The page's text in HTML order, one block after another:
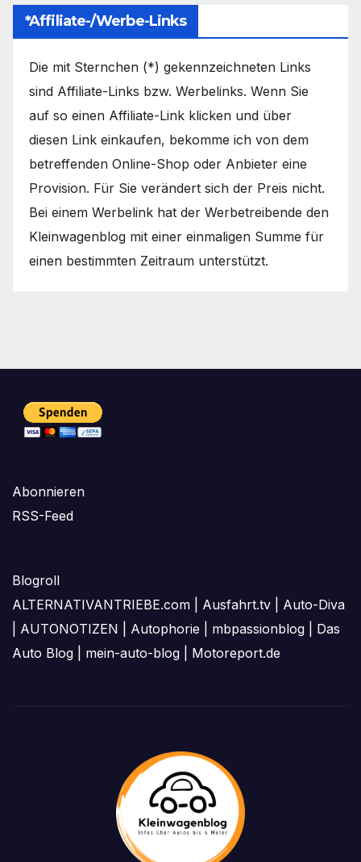
*Affiliate-/Werbe-Links
Die mit Sternchen (*) gekennzeichneten Links
sind Affiliate-Links bzw. Werbelinks. Wenn Sie
auf so einen Affiliate-Link klicken und über
diesen Link einkaufen, bekomme ich von dem
betreffenden Online-Shop oder Anbieter eine
Provision. Für Sie verändert sich der Preis nicht.
Bei einem Werbelink hat der Werbetreibende den
Kleinwagenblog mit einer einmaligen Summe für
einen bestimmten Zeitraum unterstützt.
Abonnieren
RSS-Feed
Blogroll
ALTERNATIVANTRIEBE.com
Ausfahrt.tv
Auto-Diva
AUTONOTIZEN Autophorie mbpassionblog
Das
Auto Blog
mein-auto-blog Motoreport.de